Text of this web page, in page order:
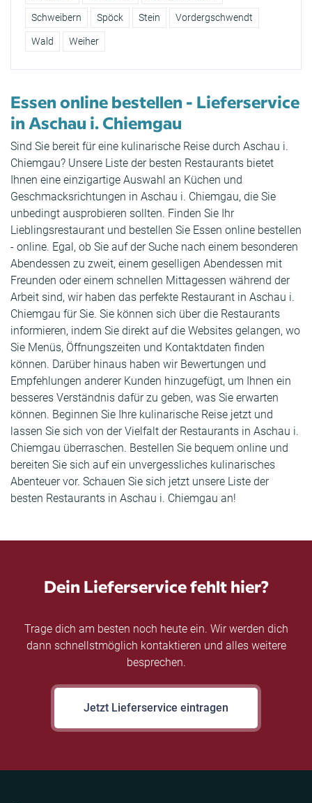
Schweibern Spöck Stein Vordergschwendt
Wald Weiher
Essen online bestellen - Lieferservice
in Aschau i. Chiemgau
Sind Sie bereit für eine kulinarische Reise durch Aschau i.
Chiemgau? Unsere Liste der besten Restaurants bietet
Ihnen eine einzigartige Auswahl an Küchen und
Geschmacksrichtungen in Aschau i. Chiemgau, die Sie
unbedingt ausprobieren sollten. Finden Sie Ihr
Lieblingsrestaurant und bestellen Sie Essen online bestellen
- online. Egal, ob Sie auf der Suche nach einem besonderen
Abendessen zu zweit, einem geselligen Abendessen mit
Freunden oder einem schnellen Mittagessen während der
Arbeit sind, wir haben das perfekte Restaurant in Aschau i.
Chiemgau für Sie. Sie können sich über die Restaurants
informieren, indem Sie direkt auf die Websites gelangen, wo
Sie Menüs, Öffnungszeiten und Kontaktdaten finden
können. Darüber hinaus haben wir Bewertungen und
Empfehlungen anderer Kunden hinzugefügt, um Ihnen ein
besseres Verständnis dafür zu geben, was Sie erwarten
können. Beginnen Sie Ihre kulinarische Reise jetzt und
lassen Sie sich von der Vielfalt der Restaurants in Aschau i.
Chiemgau überraschen. Bestellen Sie bequem online und
bereiten Sie sich auf ein unvergessliches kulinarisches
Abenteuer vor. Schauen Sie sich jetzt unsere Liste der
besten Restaurants in Aschau i. Chiemgau an!
Dein Lieferservice fehlt hier?
Trage dich am besten noch heute ein. Wir werden dich
dann schnellstmöglich kontaktieren und alles weitere
besprechen.
Jetzt Lieferservice eintragen